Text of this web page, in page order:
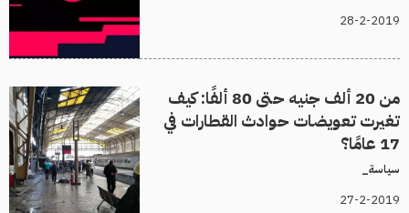
28-2-2019
من 20 ألف جنيه حتى 80 ألفًا: كيف
تغيرت تعويضات حوادث القطارات في
17 عامًا؟
سياسة_
27-2-2019